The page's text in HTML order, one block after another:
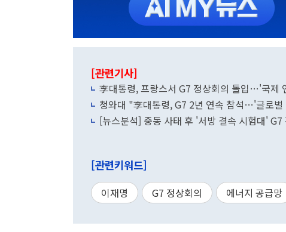
[관련기사]
李대통령, 프랑스서 G7 정상회의 돌입…'국제
청와대 "李대통령, G7 2년 연속 참석…'글로벌
[뉴스분석] 중동 사태 후 '서방 결속 시험대'
[관련키워드]
이재명 G7 정상회의 에너지 공급망